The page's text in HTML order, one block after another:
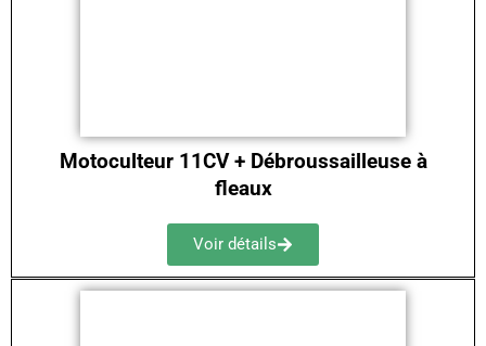
Motoculteur 11CV + Débroussailleuse à
fleaux
Voir détails